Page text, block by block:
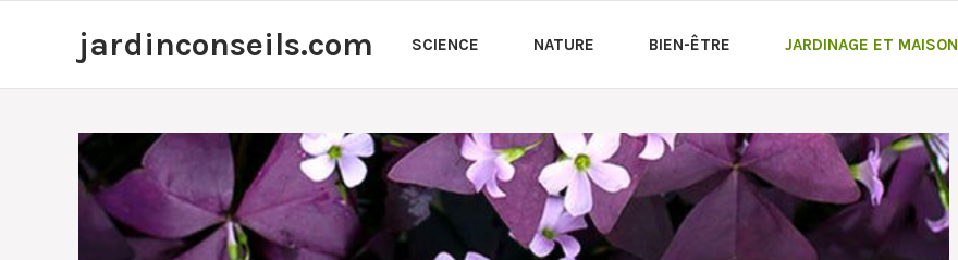
jardinconseils.com SCIENCE NATURE BIEN-ÊTRE JARDINAGE ET MAISON